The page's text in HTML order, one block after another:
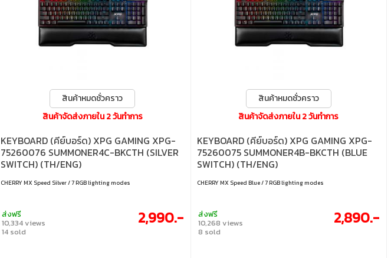
สินค้าหมดชั่วคราว
สินค้าจัดส่งภายใน 2 วันทำการ
KEYBOARD (คีย์บอร์ด) XPG GAMING XPG-
75260076 SUMMONER4C-BKCTH (SILVER
SWITCH) (TH/ENG)
CHERRY MX Speed Silver / 7 RGB lighting modes
ส่งฟรี
10,334 views
14 sold
2,990.-
สินค้าหมดชั่วคราว
สินค้าจัดส่งภายใน 2 วันทำการ
KEYBOARD (คีย์บอร์ด) XPG GAMING XPG-
75260075 SUMMONER4B-BKCTH (BLUE
SWITCH) (TH/ENG)
CHERRY MX Speed Blue / 7 RGB lighting modes
ส่งฟรี
10,268 views
8 sold
2,890.-